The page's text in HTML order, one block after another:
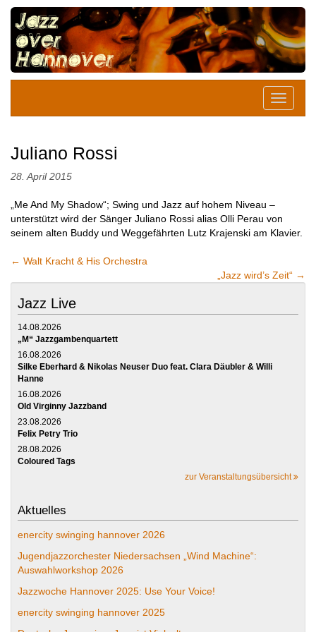
Juliano Rossi
28. April 2015
„Me And My Shadow“; Swing und Jazz auf hohem Niveau –
unterstützt wird der Sänger Juliano Rossi alias Olli Perau von
seinem alten Buddy und Weggefährten Lutz Krajenski am Klavier.
← Walt Kracht & His Orchestra
„Jazz wird’s Zeit“ →
Jazz Live
14.08.2026
„M“ Jazzgambenquartett
16.08.2026
Silke Eberhard & Nikolas Neuser Duo feat. Clara Däubler & Willi
Hanne
16.08.2026
Old Virginny Jazzband
23.08.2026
Felix Petry Trio
28.08.2026
Coloured Tags
zur Veranstaltungsübersicht
Aktuelles
enercity swinging hannover 2026
Jugendjazzorchester Niedersachsen „Wind Machine“:
Auswahlworkshop 2026
Jazzwoche Hannover 2025: Use Your Voice!
enercity swinging hannover 2025